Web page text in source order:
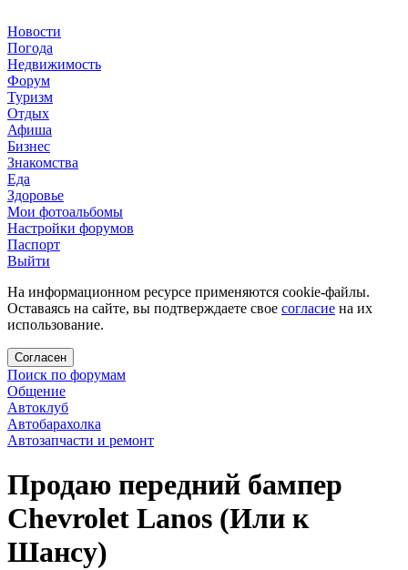
Новости
Погода
Недвижимость
Форум
Туризм
Отдых
Афиша
Бизнес
Знакомства
Еда
Здоровье
Мои фотоальбомы
Настройки форумов
Паспорт
Выйти
На информационном ресурсе применяются cookie-файлы.
Оставаясь на сайте, вы подтверждаете свое согласие на их
использование.
Согласен
Поиск по форумам
Общение
Автоклуб
Автобарахолка
Автозапчасти и ремонт
Продаю передний бампер
Chevrolet Lanos (Или к
Шансу)